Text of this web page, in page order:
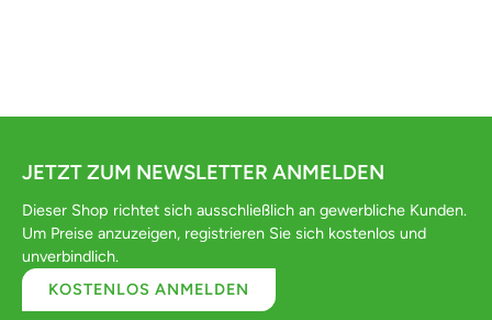
JETZT ZUM NEWSLETTER ANMELDEN
Dieser Shop richtet sich ausschließlich an gewerbliche Kunden.
Um Preise anzuzeigen, registrieren Sie sich kostenlos und
unverbindlich.
KOSTENLOS ANMELDEN